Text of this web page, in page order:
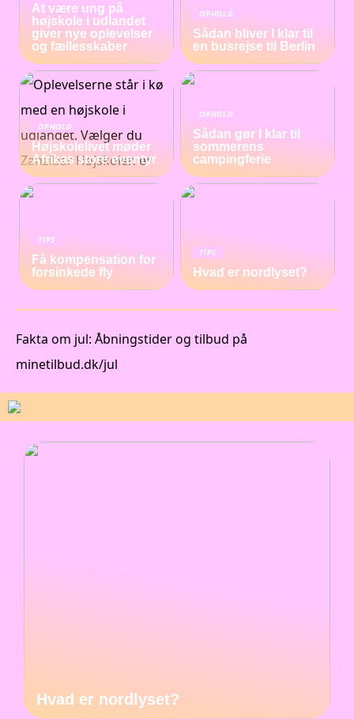
At være ung på
højskole i udlandet
giver nye oplevelser
og fællesskaber
OPHOLD
Sådan bliver I klar til
en busrejse til Berlin
OPHOLD
Højskolelivet møder
Afrikas store eventyr
OPHOLD
Sådan gør I klar til
sommerens
campingferie
TIPS
Få kompensation for
forsinkede fly
TIPS
Hvad er nordlyset?
Fakta om jul: Åbningstider og tilbud på
minetilbud.dk/jul
Hvad er nordlyset?